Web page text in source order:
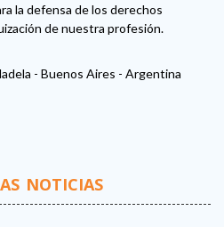
la defensa de los derechos
de nuestra profesión.
- Buenos Aires - Argentina
NOTICIAS